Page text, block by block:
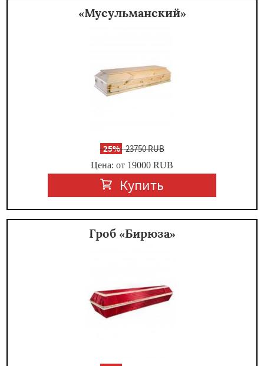
«Мусульманский»
-25%23750 RUB
Цена: от 19000 RUB
Купить
Гроб «Бирюза»